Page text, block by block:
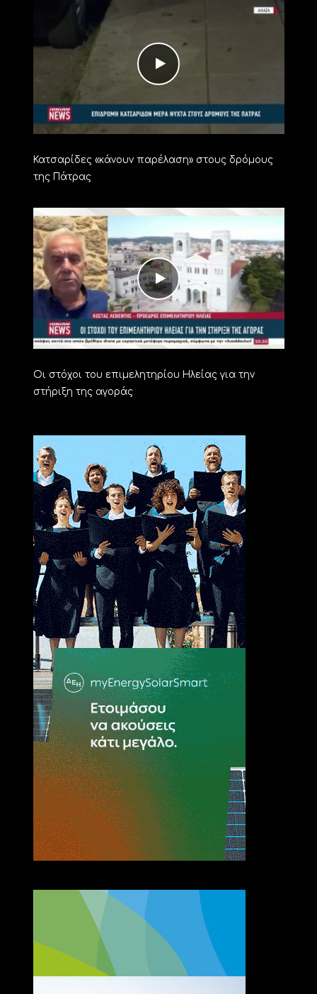
Κατσαρίδες «κάνουν παρέλαση» στους δρόμους
της Πάτρας
Οι στόχοι του επιμελητηρίου Ηλείας για την
στήριξη της αγοράς